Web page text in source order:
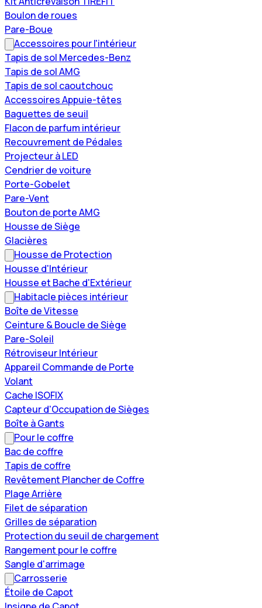
Boulon de roues
Pare-Boue
Accessoires pour l'intérieur
Tapis de sol Mercedes-Benz
Tapis de sol AMG
Tapis de sol caoutchouc
Accessoires Appuie-têtes
Baguettes de seuil
Flacon de parfum intérieur
Recouvrement de Pédales
Projecteur à LED
Cendrier de voiture
Porte-Gobelet
Pare-Vent
Bouton de porte AMG
Housse de Siège
Glacières
Housse de Protection
Housse d'Intérieur
Housse et Bache d'Extérieur
Habitacle pièces intérieur
Boîte de Vitesse
Ceinture & Boucle de Siège
Pare-Soleil
Rétroviseur Intérieur
Appareil Commande de Porte
Volant
Cache ISOFIX
Capteur d'Occupation de Sièges
Boîte à Gants
Pour le coffre
Bac de coffre
Tapis de coffre
Revêtement Plancher de Coffre
Plage Arrière
Filet de séparation
Grilles de séparation
Protection du seuil de chargement
Rangement pour le coffre
Sangle d'arrimage
Carrosserie
Étoile de Capot